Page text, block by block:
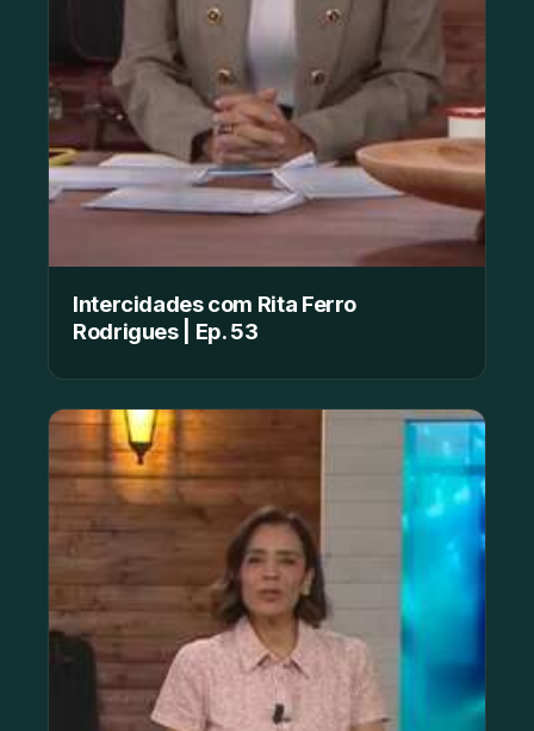
Intercidades com Rita Ferro
Rodrigues | Ep. 53